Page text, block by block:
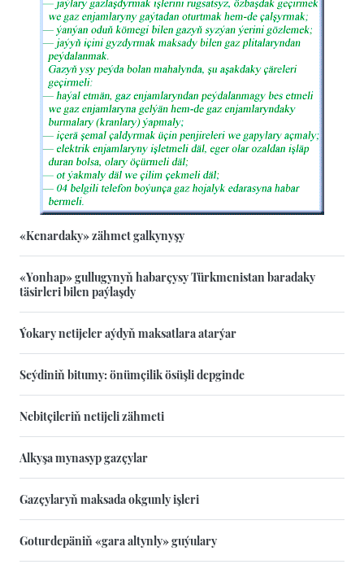
«Kenardaky» zähmet galkynyşy
«Yonhap» gullugynyň habarçysy Türkmenistan baradaky
täsirleri bilen paýlaşdy
Ýokary netijeler aýdyň maksatlara atarýar
Seýdiniň bitumy: önümçilik ösüşli depginde
Nebitçileriň netijeli zähmeti
Alkyşa mynasyp gazçylar
Gazçylaryň maksada okgunly işleri
Goturdepäniň «gara altynly» guýulary